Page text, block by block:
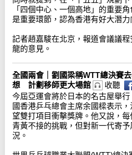
「四個中心、一個高地」的重要
是重要環節，認為香港有好大潛力
記者趙嘉駿在北京，報道會議議
龍的意見。
全國兩會｜劉國梁稱WTT總決賽
想 計劃移師更大場館
收聽
今屆亞運會將於日本的名古屋舉
國香港乒乓總會主席余國樑表示
望雙打項目衝擊獎牌。他又說，
青黃不接的挑戰，但對新一代寄
況。